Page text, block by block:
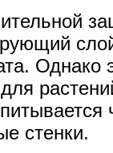
Однако
стенки.